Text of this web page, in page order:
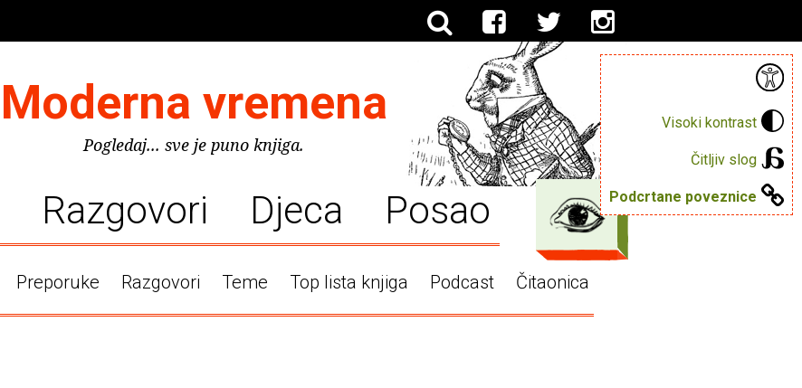
Visoki kontrast
Čitljiv slog
Podcrtane poveznice
Moderna vremena
Pogledaj... sve je puno knjiga.
Razgovori Djeca Posao
Preporuke Razgovori Teme Top lista knjiga Podcast Čitaonica